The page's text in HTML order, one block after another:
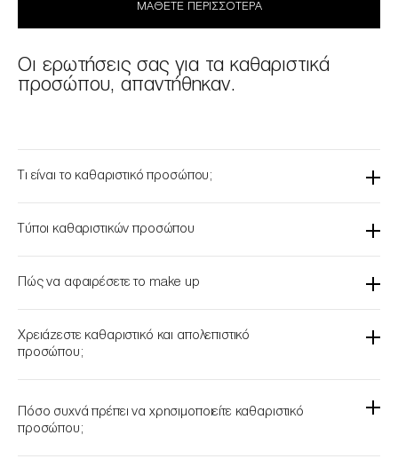
ΜΆΘΕΤΕ ΠΕΡΙΣΣΌΤΕΡΑ
Οι ερωτήσεις σας για τα καθαριστικά
προσώπου, απαντήθηκαν.
Τι είναι το καθαριστικό προσώπου;
Τύποι καθαριστικών προσώπου
Πώς να αφαιρέσετε το make up
Χρειάζεστε καθαριστικό και απολεπιστικό
προσώπου;
Πόσο συχνά πρέπει να χρησιμοποιείτε καθαριστικό
προσώπου;